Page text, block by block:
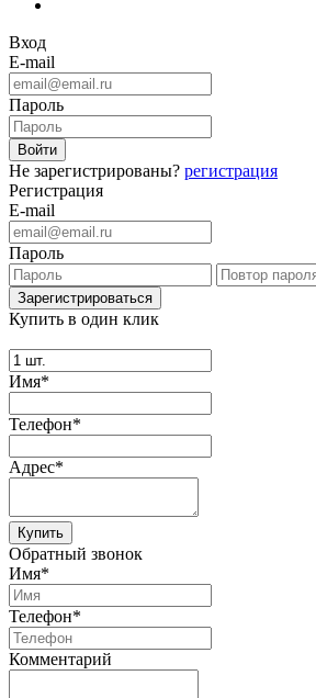
Вход
E-mail
Пароль
Не зарегистрированы? регистрация
Регистрация
E-mail
Пароль
Купить в один клик
Имя*
Телефон*
Адрес*
Купить
Обратный звонок
Имя*
Телефон*
Комментарий